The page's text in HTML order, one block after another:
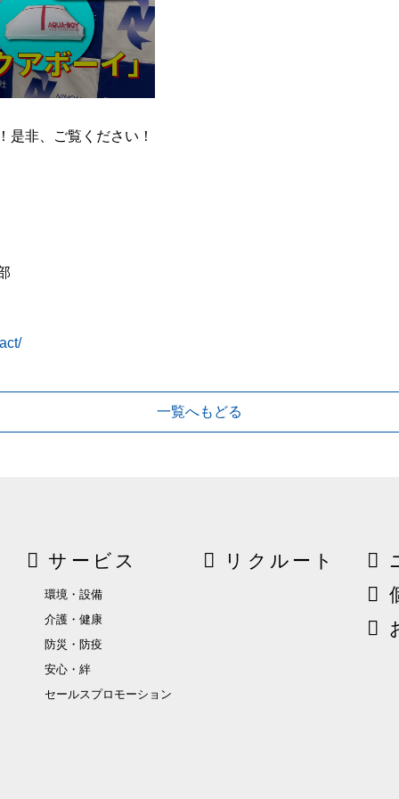
是非、ご覧ください！
一覧へもどる
サービス
環境・設備
介護・健康
防災・防疫
安心・絆
セールスプロモーション
リクルート